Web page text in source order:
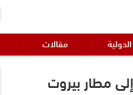
مقالات
مطار بيروت